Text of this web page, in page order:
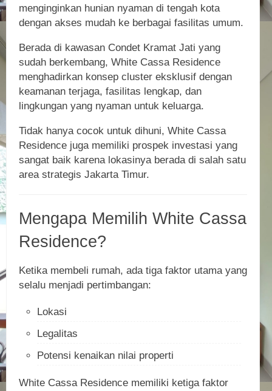
menginginkan hunian nyaman di tengah kota
dengan akses mudah ke berbagai fasilitas umum.
Berada di kawasan Condet Kramat Jati yang
sudah berkembang, White Cassa Residence
menghadirkan konsep cluster eksklusif dengan
keamanan terjaga, fasilitas lengkap, dan
lingkungan yang nyaman untuk keluarga.
Tidak hanya cocok untuk dihuni, White Cassa
Residence juga memiliki prospek investasi yang
sangat baik karena lokasinya berada di salah satu
area strategis Jakarta Timur.
Mengapa Memilih White Cassa
Residence?
Ketika membeli rumah, ada tiga faktor utama yang
selalu menjadi pertimbangan:
Lokasi
Legalitas
Potensi kenaikan nilai properti
White Cassa Residence memiliki ketiga faktor